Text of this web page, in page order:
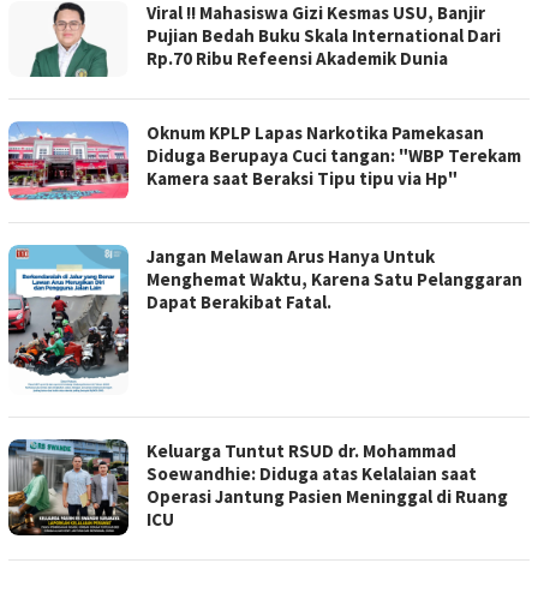
Viral !! Mahasiswa Gizi Kesmas USU, Banjir
Pujian Bedah Buku Skala International Dari
Rp.70 Ribu Refeensi Akademik Dunia
Oknum KPLP Lapas Narkotika Pamekasan
Diduga Berupaya Cuci tangan: "WBP Terekam
Kamera saat Beraksi Tipu tipu via Hp"
Jangan Melawan Arus Hanya Untuk
Menghemat Waktu, Karena Satu Pelanggaran
Dapat Berakibat Fatal.
Keluarga Tuntut RSUD dr. Mohammad
Soewandhie: Diduga atas Kelalaian saat
Operasi Jantung Pasien Meninggal di Ruang
ICU